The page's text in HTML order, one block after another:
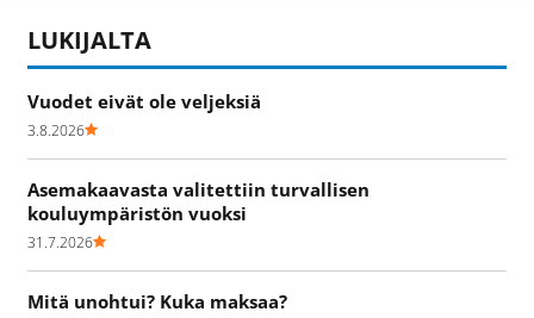
LUKIJALTA
Vuodet eivät ole veljeksiä
3.8.2026
Asemakaavasta valitettiin turvallisen
kouluympäristön vuoksi
31.7.2026
Mitä unohtui? Kuka maksaa?